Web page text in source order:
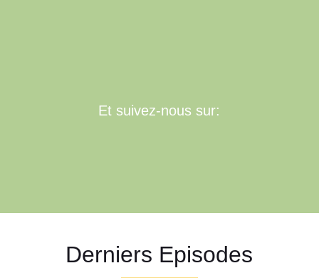
Et suivez-nous sur:
Derniers Episodes